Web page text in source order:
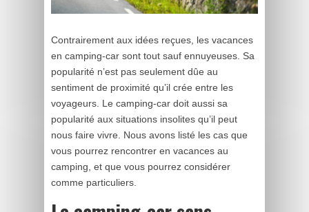
Contrairement aux idées reçues, les vacances
en camping-car sont tout sauf ennuyeuses. Sa
popularité n’est pas seulement dûe au
sentiment de proximité qu’il crée entre les
voyageurs. Le camping-car doit aussi sa
popularité aux situations insolites qu’il peut
nous faire vivre. Nous avons listé les cas que
vous pourrez rencontrer en vacances au
camping, et que vous pourrez considérer
comme particuliers.